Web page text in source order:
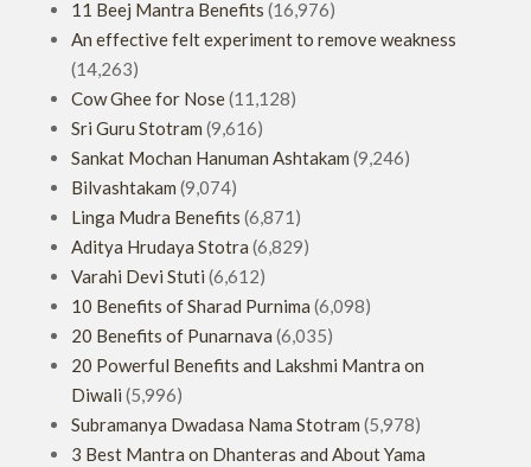
11 Beej Mantra Benefits (16,976)
An effective felt experiment to remove weakness
(14,263)
Cow Ghee for Nose(11,128)
Sri Guru Stotram (9,616)
Sankat Mochan Hanuman Ashtakam (9,246)
Bilvashtakam (9,074)
Linga Mudra Benefits (6,871)
Aditya Hrudaya Stotra (6,829)
Varahi Devi Stuti (6,612)
10 Benefits of Sharad Purnima (6,098)
20 Benefits of Punarnava (6,035)
20 Powerful Benefits and Lakshmi Mantra on
Diwali (5,996)
Subramanya Dwadasa Nama Stotram (5,978)
3 Best Mantra on Dhanteras and About Yama